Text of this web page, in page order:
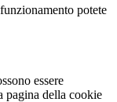
potete
essere
pagina della cookie